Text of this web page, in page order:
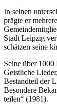
In seinen
prägte er
Stadt Leipzig
schätzen seine
Seine über
Geistliche
Bestandteil der
Besondere
teilen“ (1981).